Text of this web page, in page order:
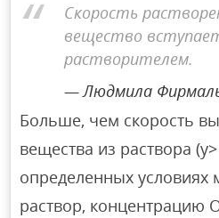
Скорость
вещество
растворителем.
Людмила
Больше, чем скорость
вещества из раствора
определенных условиях
раствор, концентрацию